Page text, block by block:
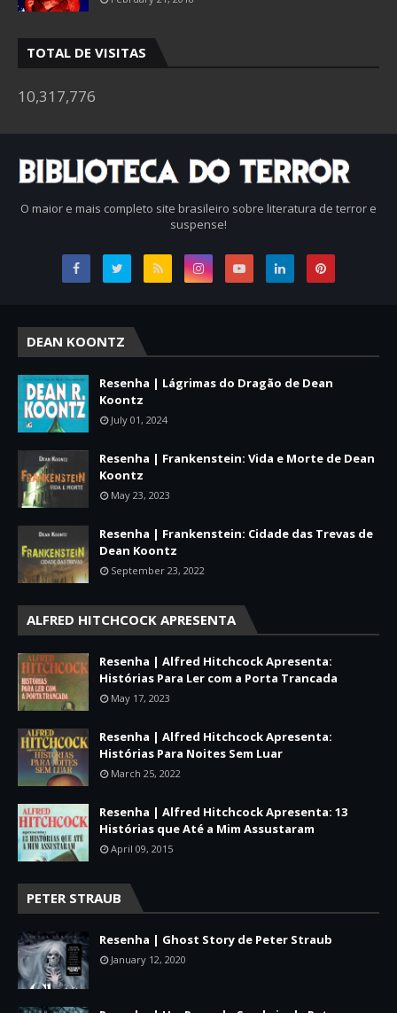
TOTAL DE VISITAS
10,317,776
O maior e mais completo site brasileiro sobre literatura de terror e
suspense!
DEAN KOONTZ
Resenha | Lágrimas do Dragão de Dean
Koontz
July 01, 2024
Resenha | Frankenstein: Vida e Morte de Dean
Koontz
May 23, 2023
Resenha | Frankenstein: Cidade das Trevas de
Dean Koontz
September 23, 2022
ALFRED HITCHCOCK APRESENTA
Resenha | Alfred Hitchcock Apresenta:
Histórias Para Ler com a Porta Trancada
May 17, 2023
Resenha | Alfred Hitchcock Apresenta:
Histórias Para Noites Sem Luar
March 25, 2022
Resenha | Alfred Hitchcock Apresenta: 13
Histórias que Até a Mim Assustaram
April 09, 2015
PETER STRAUB
Resenha | Ghost Story de Peter Straub
January 12, 2020